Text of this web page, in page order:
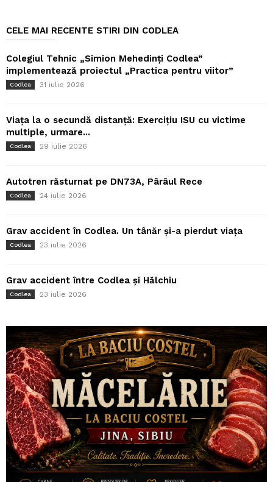
CELE MAI RECENTE STIRI DIN CODLEA
Colegiul Tehnic „Simion Mehedinți Codlea”
implementează proiectul „Practica pentru viitor”
Codlea 31 iulie 2026
Viața la o secundă distanță: Exercițiu ISU cu victime
multiple, urmare...
Codlea 29 iulie 2026
Autotren răsturnat pe DN73A, Pârâul Rece
Codlea 24 iulie 2026
Grav accident în Codlea. Un tânăr și-a pierdut viața
Codlea 23 iulie 2026
Grav accident între Codlea și Hălchiu
Codlea 23 iulie 2026